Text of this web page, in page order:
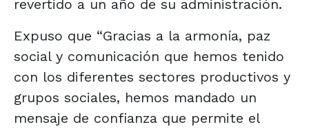
revertido a un año de su administración.
Expuso que “Gracias a la armonía, paz
social y comunicación que hemos tenido
con los diferentes sectores productivos y
grupos sociales, hemos mandado un
mensaje de confianza que permite el